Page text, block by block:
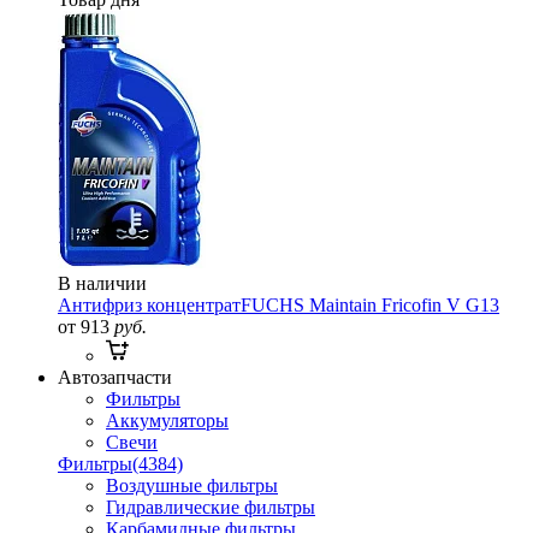
В наличии
Антифриз концентратFUCHS Maintain Fricofin V G13
от 913 руб.
Автозапчасти
Фильтры
Аккумуляторы
Свечи
Фильтры(4384)
Воздушные фильтры
Гидравлические фильтры
Карбамидные фильтры